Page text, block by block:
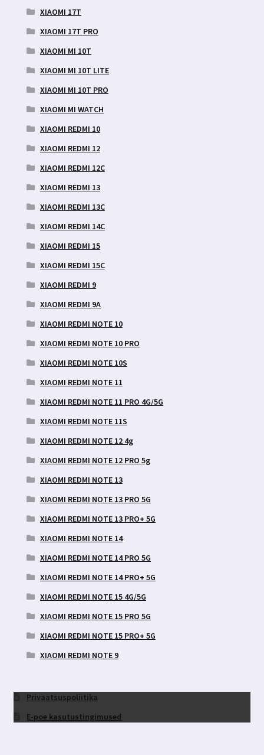
XIAOMI 17T
XIAOMI 17T PRO
XIAOMI MI 10T
XIAOMI MI 10T LITE
XIAOMI MI 10T PRO
XIAOMI MI WATCH
XIAOMI REDMI 10
XIAOMI REDMI 12
XIAOMI REDMI 12C
XIAOMI REDMI 13
XIAOMI REDMI 13C
XIAOMI REDMI 14C
XIAOMI REDMI 15
XIAOMI REDMI 15C
XIAOMI REDMI 9
XIAOMI REDMI 9A
XIAOMI REDMI NOTE 10
XIAOMI REDMI NOTE 10 PRO
XIAOMI REDMI NOTE 10S
XIAOMI REDMI NOTE 11
XIAOMI REDMI NOTE 11 PRO 4G/5G
XIAOMI REDMI NOTE 11S
XIAOMI REDMI NOTE 12 4g
XIAOMI REDMI NOTE 12 PRO 5g
XIAOMI REDMI NOTE 13
XIAOMI REDMI NOTE 13 PRO 5G
XIAOMI REDMI NOTE 13 PRO+ 5G
XIAOMI REDMI NOTE 14
XIAOMI REDMI NOTE 14 PRO 5G
XIAOMI REDMI NOTE 14 PRO+ 5G
XIAOMI REDMI NOTE 15 4G/5G
XIAOMI REDMI NOTE 15 PRO 5G
XIAOMI REDMI NOTE 15 PRO+ 5G
XIAOMI REDMI NOTE 9
Privaatsuspoliitika
E-poe kasutustingimused